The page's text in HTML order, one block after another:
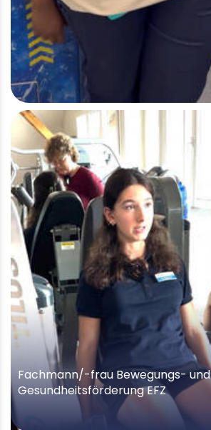
Fachmann/-frau Bewegungs- und
Gesundheitsförderung EFZ